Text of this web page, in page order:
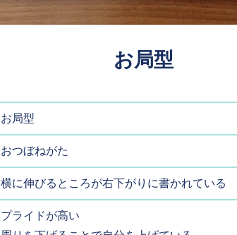
お局型
お局型
おつぼねがた
横に伸びるところが右下がりに書かれている
プライドが高い